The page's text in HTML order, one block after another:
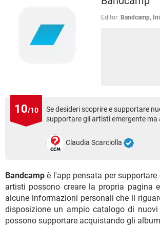
Editor: Bandcamp,
10/10
Se desideri scoprire e supportare
supportare gli artisti emergente ma
Claudia Scarciolla
Bandcamp è l'app pensata per
artisti possono creare la propria pagina
alcune informazioni personali che li
disposizione un ampio catalogo di
possono supportare acquistando gli